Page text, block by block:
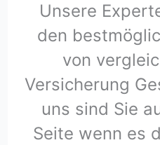
Unsere
den
von
Versicherung
uns sind Sie
Seite wenn es